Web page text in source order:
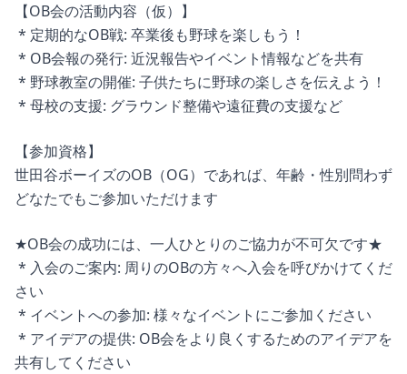
【OB会の活動内容（仮）】
* 定期的なOB戦: 卒業後も野球を楽しもう！
* OB会報の発行: 近況報告やイベント情報などを共有
* 野球教室の開催: 子供たちに野球の楽しさを伝えよう！
* 母校の支援: グラウンド整備や遠征費の支援など
【参加資格】
世田谷ボーイズのOB（OG）であれば、年齢・性別問わず
どなたでもご参加いただけます
★OB会の成功には、一人ひとりのご協力が不可欠です★
* 入会のご案内: 周りのOBの方々へ入会を呼びかけてくだ
さい
* イベントへの参加: 様々なイベントにご参加ください
* アイデアの提供: OB会をより良くするためのアイデアを
共有してください